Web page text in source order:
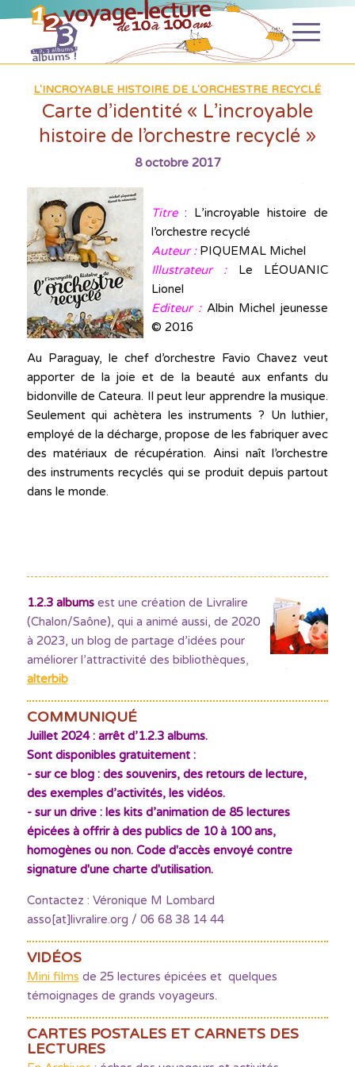
L'INCROYABLE HISTOIRE DE L'ORCHESTRE RECYCLÉ
Carte d’identité « L’incroyable
histoire de l’orchestre recyclé »
8 octobre 2017
Titre : L’incroyable histoire de
l’orchestre recyclé
Auteur : PIQUEMAL Michel
Illustrateur : Le LÉOUANIC
Lionel
Editeur : Albin Michel jeunesse
© 2016
Au Paraguay, le chef d’orchestre Favio Chavez veut
apporter de la joie et de la beauté aux enfants du
bidonville de Cateura. Il peut leur apprendre la musique.
Seulement qui achètera les instruments ? Un luthier,
employé de la décharge, propose de les fabriquer avec
des matériaux de récupération. Ainsi naît l’orchestre
des instruments recyclés qui se produit depuis partout
dans le monde.
1.2.3 albumsest une création de Livralire
(Chalon/Saône), qui a animé aussi, de 2020
à 2023, un blog de partage d’idées pour
améliorer l’attractivité des bibliothèques,
alterbib
COMMUNIQUÉ
Juillet 2024 : arrêt d’1.2.3 albums.
Sont disponibles gratuitement :
- sur ce blog : des souvenirs, des retours de lecture,
des exemples d’activités, les vidéos.
- sur un drive : les kits d’animation de 85 lectures
épicées à offrir à des publics de 10 à 100 ans,
homogènes ou non. Code d'accès envoyé contre
signature d'une charte d'utilisation.
Contactez : Véronique M Lombard
asso[at]livralire.org / 06 68 38 14 44
VIDÉOS
Mini films de 25 lectures épicées et quelques
témoignages de grands voyageurs.
CARTES POSTALES ET CARNETS DES
LECTURES